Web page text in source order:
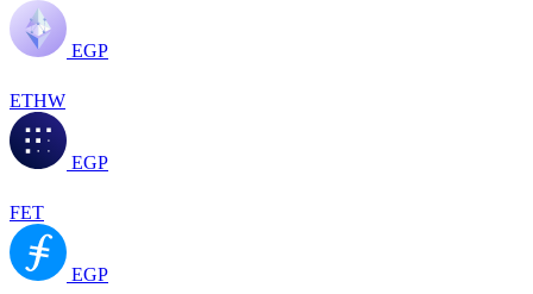
EGP
ETHW
EGP
FET
EGP